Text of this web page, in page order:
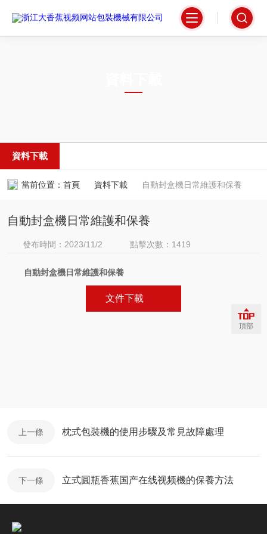
資料下載
當前位置： 首頁 資料下載 自動封盒機日常維護和保養
自動封盒機日常維護和保養
發布時間：2023/11/2 點擊次數：1419
自動封盒機日常維護和保養
文件下載
上一條 枕式包裝機的使用步驟及常見故障處理
下一條 立式圓瓶香蕉国产在线视频機的保養方法
頂部